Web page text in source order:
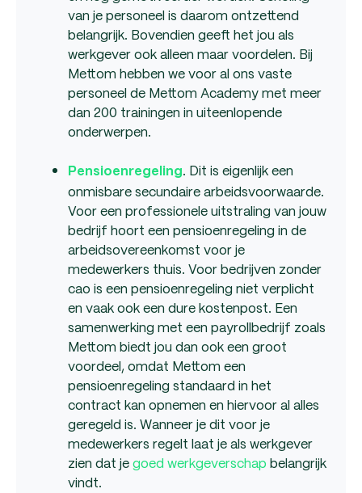
van je personeel is daarom ontzettend
belangrijk. Bovendien geeft het jou als
werkgever ook alleen maar voordelen. Bij
Mettom hebben we voor al ons vaste
personeel de Mettom Academy met meer
dan 200 trainingen in uiteenlopende
onderwerpen.
Pensioenregeling. Dit is eigenlijk een
onmisbare secundaire arbeidsvoorwaarde.
Voor een professionele uitstraling van jouw
bedrijf hoort een pensioenregeling in de
arbeidsovereenkomst voor je
medewerkers thuis. Voor bedrijven zonder
cao is een pensioenregeling niet verplicht
en vaak ook een dure kostenpost. Een
samenwerking met een payrollbedrijf zoals
Mettom biedt jou dan ook een groot
voordeel, omdat Mettom een
pensioenregeling standaard in het
contract kan opnemen en hiervoor al alles
geregeld is. Wanneer je dit voor je
medewerkers regelt laat je als werkgever
zien dat jegoed werkgeverschap belangrijk
vindt.